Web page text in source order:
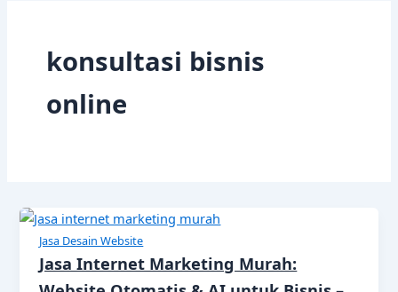
konsultasi bisnis
online
Jasa Desain Website
Jasa Internet Marketing Murah: